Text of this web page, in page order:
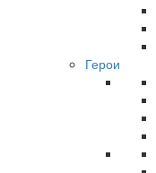
Герои